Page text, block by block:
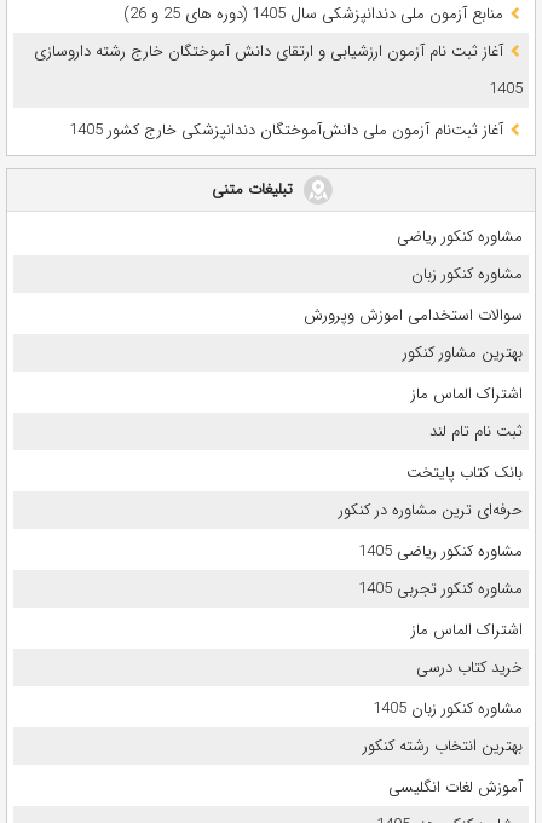
ﻣﻨﺎﺑﻊ آزﻣﻮن ﻣﻠﯽ دندانپزشکی سال 1405 (دوره های 25 و 26)
آغاز ثبت نام آزمون‌ ارزشیابی و ارتقای دانش آموختگان خارج رشته داروسازی
1405
آغاز ثبت‌نام آزمون ملی دانش‌آموختگان دندانپزشکی خارج کشور 1405
تبلیغات متنی
مشاوره کنکور ریاضی
مشاوره کنکور زبان
سوالات استخدامی اموزش وپرورش
بهترین مشاور کنکور
اشتراک الماس ماز
ثبت نام تام لند
بانک کتاب پایتخت
حرفه‌ای ترین مشاوره در کنکور
مشاوره کنکور ریاضی 1405
مشاوره کنکور تجربی 1405
اشتراک الماس ماز
خرید کتاب درسی
مشاوره کنکور زبان 1405
بهترین انتخاب رشته کنکور
آموزش لغات انگلیسی